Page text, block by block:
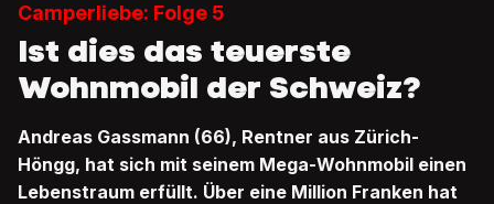
Camperliebe: Folge 5
Ist dies das teuerste
Wohnmobil der Schweiz?
Andreas Gassmann (66), Rentner aus Zürich-
Höngg, hat sich mit seinem Mega-Wohnmobil einen
Lebenstraum erfüllt. Über eine Million Franken hat